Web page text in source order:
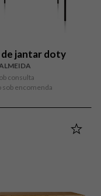
de jantar doty
consulta
sob encomenda